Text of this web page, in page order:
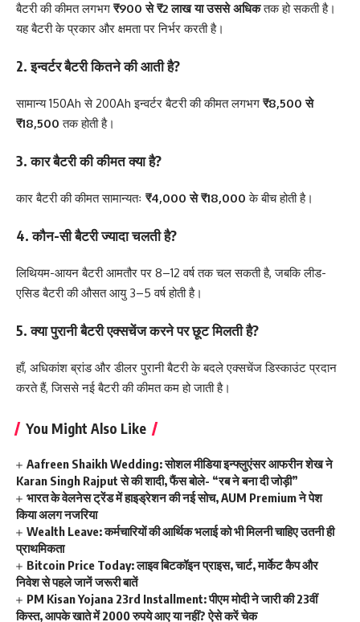
बैटरी की कीमत लगभग ₹900 से ₹2 लाख या उससे अधिकतक हो सकती है।
यह बैटरी के प्रकार और क्षमता पर निर्भर करती है।
2. इन्वर्टर बैटरी कितने की आती है?
सामान्य 150Ah से 200Ah इन्वर्टर बैटरी की कीमत लगभग ₹8,500 से
₹18,500 तक होती है।
3. कार बैटरी की कीमत क्या है?
कार बैटरी की कीमत सामान्यतः ₹4,000 से ₹18,000 के बीच होती है।
4. कौन-सी बैटरी ज्यादा चलती है?
लिथियम-आयन बैटरी आमतौर पर 8–12 वर्ष तक चल सकती है, जबकि लीड-
एसिड बैटरी की औसत आयु 3–5 वर्ष होती है।
5. क्या पुरानी बैटरी एक्सचेंज करने पर छूट मिलती है?
हाँ, अधिकांश ब्रांड और डीलर पुरानी बैटरी के बदले एक्सचेंज डिस्काउंट प्रदान
करते हैं, जिससे नई बैटरी की कीमत कम हो जाती है।
You Might Also Like
Aafreen Shaikh Wedding: सोशल मीडिया इन्फ्लुएंसर आफरीन शेख ने
Karan Singh Rajput से की शादी, फैंस बोले- “रब ने बना दी जोड़ी”
भारत के वेलनेस ट्रेंड में हाइड्रेशन की नई सोच, AUM Premium ने पेश
किया अलग नजरिया
Wealth Leave: कर्मचारियों की आर्थिक भलाई को भी मिलनी चाहिए उतनी ही
प्राथमिकता
Bitcoin Price Today: लाइव बिटकॉइन प्राइस, चार्ट, मार्केट कैप और
निवेश से पहले जानें जरूरी बातें
PM Kisan Yojana 23rd Installment: पीएम मोदी ने जारी की 23वीं
किस्त, आपके खाते में 2000 रुपये आए या नहीं? ऐसे करें चेक